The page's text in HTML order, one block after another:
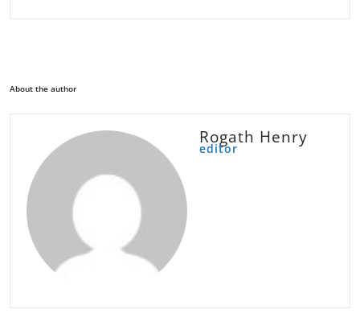
About the author
Rogath Henry
editor